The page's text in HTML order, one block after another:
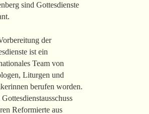
sind Gottesdienste
der
ist ein
Team von
Liturgen und
berufen worden.
Reformierte aus